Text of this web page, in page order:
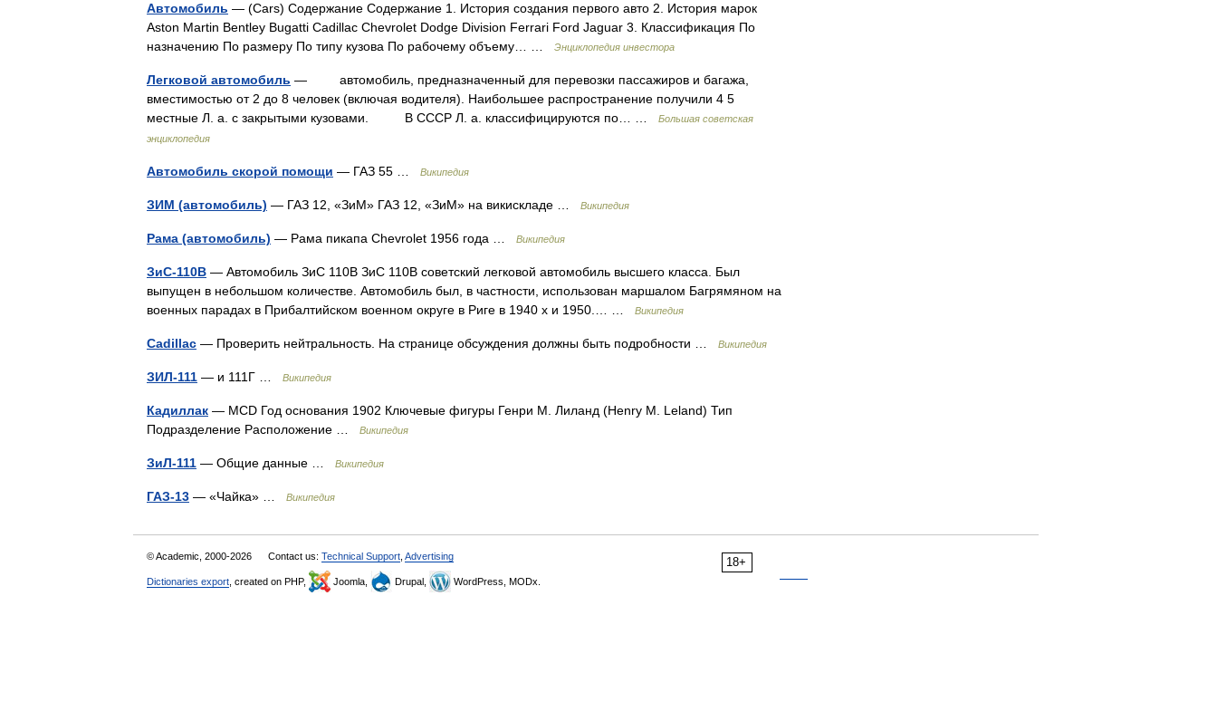
Автомобиль — (Cars) Содержание Содержание 1. История создания первого авто 2. История марок
Aston Martin Bentley Bugatti Cadillac Chevrolet Dodge Division Ferrari Ford Jaguar 3. Классификация По
назначению По размеру По типу кузова По рабочему объему… …
Энциклопедия инвестора
Легковой автомобиль — автомобиль, предназначенный для перевозки пассажиров и багажа,
вместимостью от 2 до 8 человек (включая водителя). Наибольшее распространение получили 4 5
местные Л. а. с закрытыми кузовами. В СССР Л. а. классифицируются по… …
Большая советская
энциклопедия
Автомобиль скорой помощи — ГАЗ 55 … Википедия
ЗИМ (автомобиль) — ГАЗ 12, «ЗиМ» ГАЗ 12, «ЗиМ» на викискладе … Википедия
Рама (автомобиль) — Рама пикапа Chevrolet 1956 года … Википедия
ЗиС-110В — Автомобиль ЗиС 110В ЗиС 110B советский легковой автомобиль высшего класса. Был
выпущен в небольшом количестве. Автомобиль был, в частности, использован маршалом Багрямяном на
военных парадах в Прибалтийском военном округе в Риге в 1940 х и 1950.… …
Википедия
Cadillac — Проверить нейтральность. На странице обсуждения должны быть подробности … Википедия
ЗИЛ-111 — и 111Г … Википедия
Кадиллак — MCD Год основания 1902 Ключевые фигуры Генри М. Лиланд (Henry M. Leland) Тип
Подразделение Расположение …
Википедия
ЗиЛ-111 — Общие данные … Википедия
ГАЗ-13 — «Чайка» … Википедия
18+
© Academic, 2000-2026 Contact us: Technical Support Advertising
Dictionaries export , created on PHP, Joomla, Drupal, WordPress, MODx.